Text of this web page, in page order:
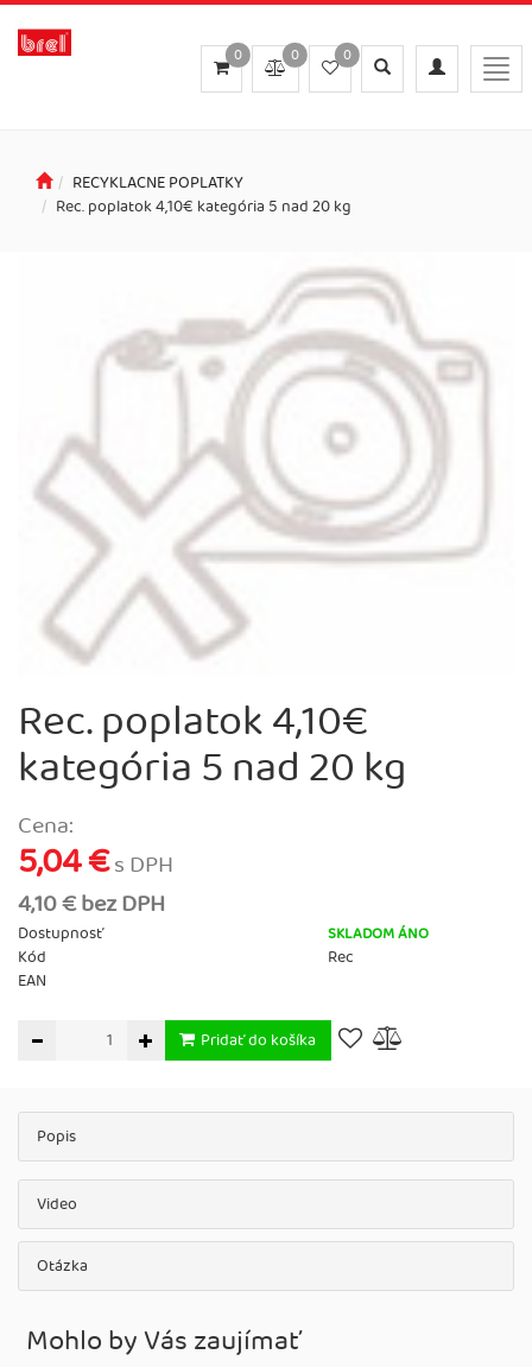
Toggle
navigation
Toggle
search
0
0
0
RECYKLACNE POPLATKY
Rec. poplatok 4,10€ kategória 5 nad 20 kg
Rec. poplatok 4,10€
kategória 5 nad 20 kg
Cena:
5,04 €s DPH
4,10 € bez DPH
Dostupnosť SKLADOM ÁNO
Kód
Rec
EAN
Pridať do košíka
Popis
Video
Otázka
Mohlo by Vás zaujímať